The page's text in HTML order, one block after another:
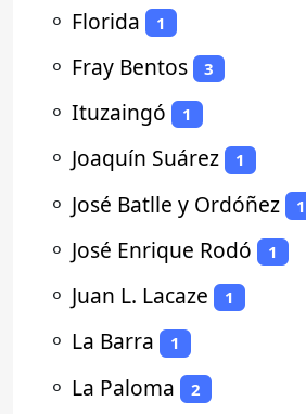
⚬ Florida 1
⚬ Fray Bentos 3
⚬ Ituzaingó 1
⚬ Joaquín Suárez 1
⚬ José Batlle y Ordóñez 1
⚬ José Enrique Rodó 1
⚬ Juan L. Lacaze 1
⚬ La Barra 1
⚬ La Paloma 2